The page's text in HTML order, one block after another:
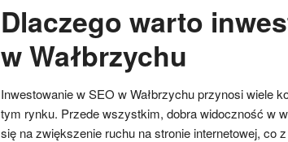
Dlaczego warto
w Wałbrzychu
Inwestowanie w SEO w Wałbrzychu przynosi wiele
tym rynku. Przede wszystkim, dobra widoczność w
się na zwiększenie ruchu na stronie internetowej, co